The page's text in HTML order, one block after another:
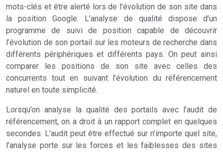
mots-clés et être alerté lors de l’évolution de son site dans
la position Google. L’analyse de qualité dispose d’un
programme de suivi de position capable de découvrir
l’évolution de son portail sur les moteurs de recherche dans
différents périphériques et différents pays. On peut ainsi
comparer les positions de son site avec celles des
concurrents tout en suivant l’évolution du référencement
naturel en toute simplicité.
Lorsqu’on analyse la qualité des portails avec l’audit de
référencement, on a droit à un rapport complet en quelques
secondes. L’audit peut être effectué sur n’importe quel site,
l’analyse porte sur les forces et les faiblesses des sites